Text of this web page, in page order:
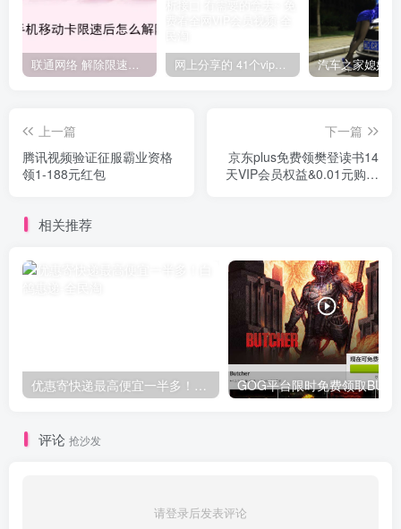
联通网络 解除限速方法参考！畅享、畅玩、老白干等及其它地区自测了 网上分享的 41个vip解析接口 有需要的拿去~ 免费看全网VIP会员视频
上一篇
腾讯视频验证征服霸业资格
领1-188元红包
下一篇
京东plus免费领樊登读书14
天VIP会员权益&0.01元购买
相关推荐
优惠寄快递最高便宜一半多！白鸽惠递
评论 抢沙发
请登录后发表评论